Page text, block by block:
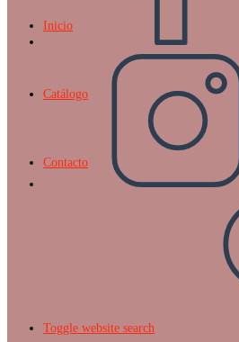
Inicio
Catálogo
Contacto
Toggle website search